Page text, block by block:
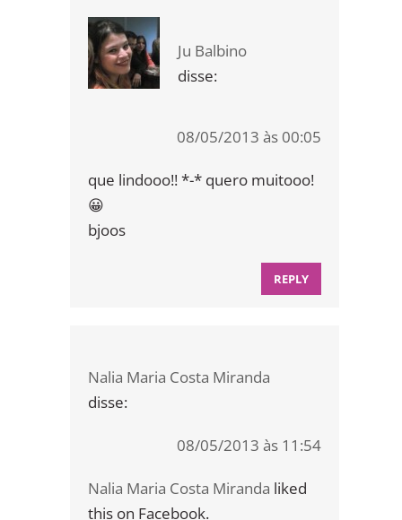
Ju Balbino
disse:
08/05/2013 às 00:05
que lindooo!! *-* quero muitooo!
😀
bjoos
REPLY
Nalia Maria Costa Miranda
disse:
08/05/2013 às 11:54
Nalia Maria Costa Miranda liked
this on Facebook.